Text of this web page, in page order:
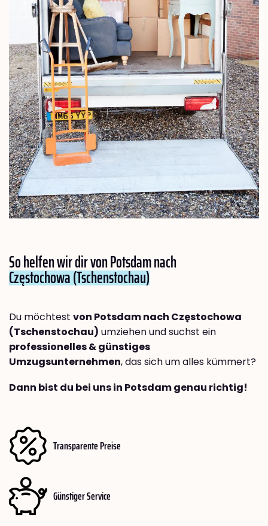
So helfen wir dir von Potsdam nach
Częstochowa (Tschenstochau)
Du möchtest von Potsdam nach Częstochowa
(Tschenstochau) umziehen und suchst ein
professionelles & günstiges
Umzugsunternehmen, das sich um alles kümmert?
Dann bist du bei uns in Potsdam genau richtig!
Transparente Preise
Günstiger Service